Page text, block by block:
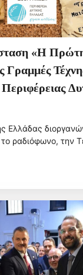
«Η
Γραμμές
Ελλάδας
ραδιόφωνο, την